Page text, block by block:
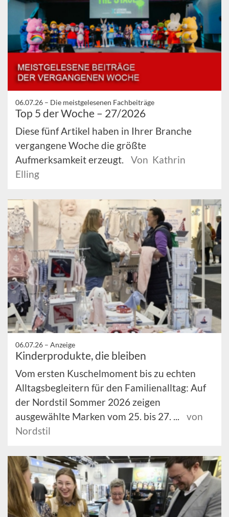
06.07.26 – Die meistgelesenen Fachbeiträge
Top 5 der Woche – 27/2026
Diese fünf Artikel haben in Ihrer Branche
vergangene Woche die größte
Aufmerksamkeit erzeugt.
Von Kathrin
Elling
06.07.26 – Anzeige
Kinderprodukte, die bleiben
Vom ersten Kuschelmoment bis zu echten
Alltagsbegleitern für den Familienalltag: Auf
der Nordstil Sommer 2026 zeigen
ausgewählte Marken vom 25. bis 27. ...
von
Nordstil